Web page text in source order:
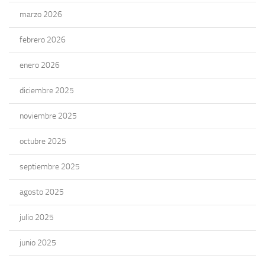
marzo 2026
febrero 2026
enero 2026
diciembre 2025
noviembre 2025
octubre 2025
septiembre 2025
agosto 2025
julio 2025
junio 2025